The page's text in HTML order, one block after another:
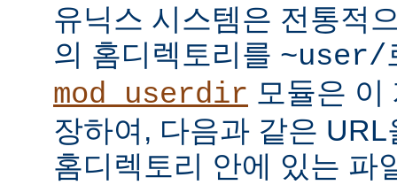
유닉스 시스템은 전통적
의 홈디렉토리를 ~user/
mod_userdir 모듈은
장하여, 다음과 같은
홈디렉토리 안에 있는 파